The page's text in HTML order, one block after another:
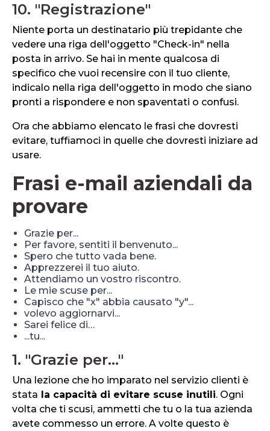
10. "Registrazione"
Niente porta un destinatario più trepidante che
vedere una riga dell'oggetto "Check-in" nella
posta in arrivo. Se hai in mente qualcosa di
specifico che vuoi recensire con il tuo cliente,
indicalo nella riga dell'oggetto in modo che siano
pronti a rispondere e non spaventati o confusi.
Ora che abbiamo elencato le frasi che dovresti
evitare, tuffiamoci in quelle che dovresti iniziare ad
usare.
Frasi e-mail aziendali da
provare
Grazie per...
Per favore, sentiti il benvenuto...
Spero che tutto vada bene.
Apprezzerei il tuo aiuto.
Attendiamo un vostro riscontro.
Le mie scuse per...
Capisco che "x" abbia causato "y"...
volevo aggiornarvi...
Sarei felice di…
...tu...
1. "Grazie per..."
Una lezione che ho imparato nel servizio clienti è
stata la capacità di evitare scuse inutili. Ogni
volta che ti scusi, ammetti che tu o la tua azienda
avete commesso un errore. A volte questo è